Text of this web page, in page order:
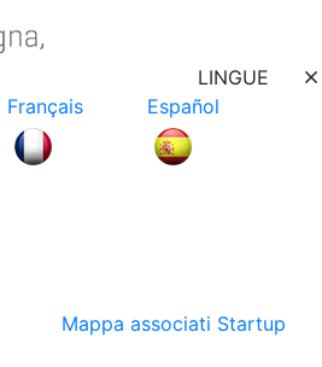
LINGUE
Français Español
Mappa associati Startup